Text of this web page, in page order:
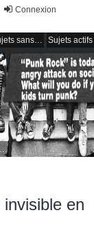
Connexion
Sujets sans réponse Sujets actifs
en